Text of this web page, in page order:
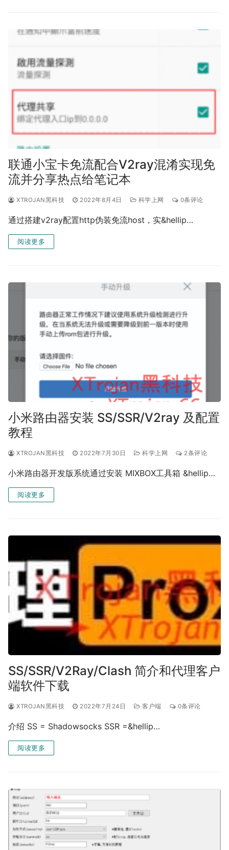
联通小宝卡免流配合V2ray混淆实现免
流并分享热点给笔记本
XTROJAN黑科技 2022年8月4日 科学上网 0条评论
通过搭建v2ray配置http伪装免流host，实&hellip…
阅读更多
小米路由器安装 SS/SSR/V2ray 及配置
教程
XTROJAN黑科技 2022年7月30日 科学上网 2条评论
小米路由器开发版系统通过安装 MIXBOX工具箱 &hellip…
阅读更多
SS/SSR/V2Ray/Clash 简介和代理客户
端软件下载
XTROJAN黑科技 2022年7月24日 客户端 0条评论
介绍 SS = Shadowsocks SSR =&hellip…
阅读更多